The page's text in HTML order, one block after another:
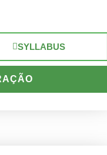
SYLLABUS